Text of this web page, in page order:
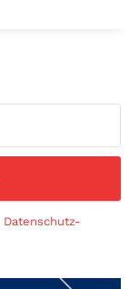
Datenschutz-